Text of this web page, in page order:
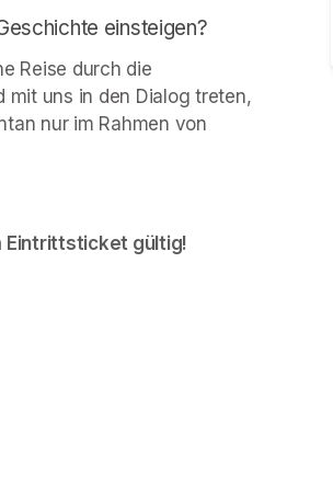
einsteigen?
Reise durch die
mit uns in den Dialog treten,
nur im Rahmen von
Eintrittsticket gültig!